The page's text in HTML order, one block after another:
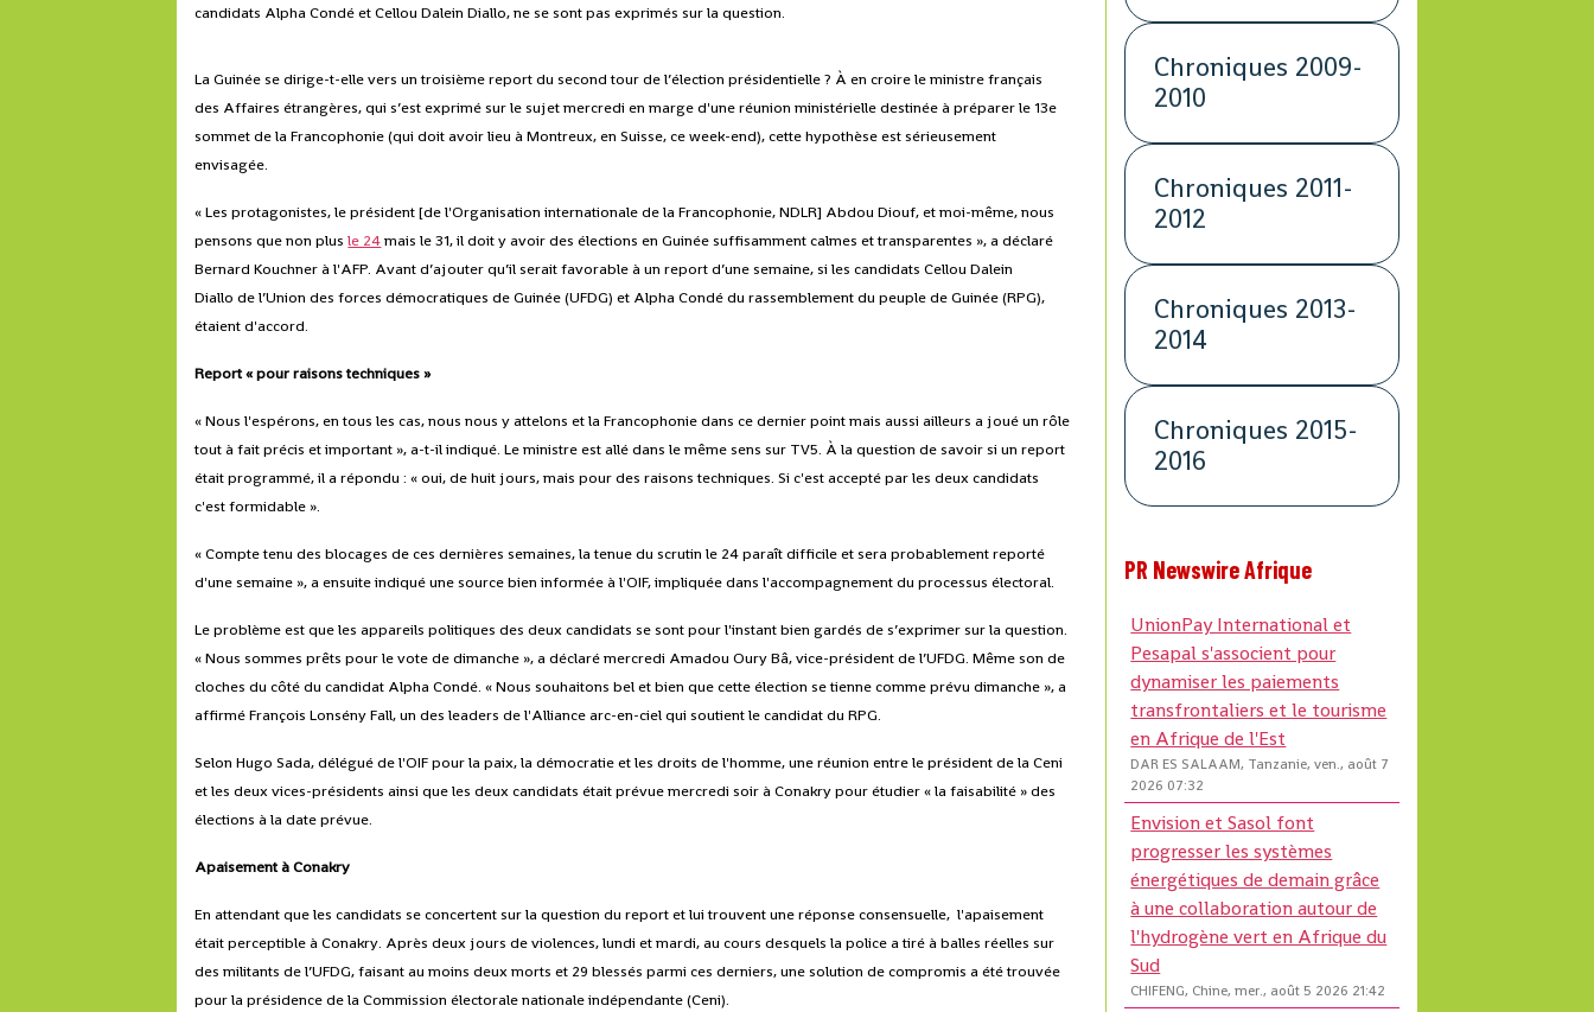
candidats Alpha Condé et Cellou Dalein Diallo, ne se sont pas exprimés sur la question.
La Guinée se dirige-t-elle vers un troisième report du second tour de l’élection présidentielle ? À en croire le ministre français
des Affaires étrangères, qui s’est exprimé sur le sujet mercredi en marge d'une réunion ministérielle destinée à préparer le 13e
sommet de la Francophonie (qui doit avoir lieu à Montreux, en Suisse, ce week-end), cette hypothèse est sérieusement
envisagée.
« Les protagonistes, le président [de l'Organisation internationale de la Francophonie, NDLR] Abdou Diouf, et moi-même, nous
pensons que non plusle 24mais le 31, il doit y avoir des élections en Guinée suffisamment calmes et transparentes », a déclaré
Bernard Kouchner à l'AFP. Avant d’ajouter qu’il serait favorable à un report d’une semaine, si les candidats Cellou Dalein
Diallo de l’Union des forces démocratiques de Guinée (UFDG) et Alpha Condé du rassemblement du peuple de Guinée (RPG),
étaient d'accord.
Report « pour raisons techniques »
« Nous l'espérons, en tous les cas, nous nous y attelons et la Francophonie dans ce dernier point mais aussi ailleurs a joué un rôle
tout à fait précis et important », a-t-il indiqué. Le ministre est allé dans le même sens sur TV5. À la question de savoir si un report
était programmé, il a répondu : « oui, de huit jours, mais pour des raisons techniques. Si c'est accepté par les deux candidats
c'est formidable ».
« Compte tenu des blocages de ces dernières semaines, la tenue du scrutin le 24 paraît difficile et sera probablement reporté
d'une semaine », a ensuite indiqué une source bien informée à l'OIF, impliquée dans l'accompagnement du processus électoral.
Le problème est que les appareils politiques des deux candidats se sont pour l'instant bien gardés de s’exprimer sur la question.
« Nous sommes prêts pour le vote de dimanche », a déclaré mercredi Amadou Oury Bâ, vice-président de l’UFDG. Même son de
cloches du côté du candidat Alpha Condé. « Nous souhaitons bel et bien que cette élection se tienne comme prévu dimanche », a
affirmé François Lonsény Fall, un des leaders de l'Alliance arc-en-ciel qui soutient le candidat du RPG.
Selon Hugo Sada, délégué de l'OIF pour la paix, la démocratie et les droits de l'homme, une réunion entre le président de la Ceni
et les deux vices-présidents ainsi que les deux candidats était prévue mercredi soir à Conakry pour étudier « la faisabilité » des
élections à la date prévue.
Apaisement à Conakry
En attendant que les candidats se concertent sur la question du report et lui trouvent une réponse consensuelle, l'apaisement
était perceptible à Conakry. Après deux jours de violences, lundi et mardi, au cours desquels la police a tiré à balles réelles sur
des militants de l’UFDG, faisant au moins deux morts et 29 blessés parmi ces derniers, une solution de compromis a été trouvée
pour la présidence de la Commission électorale nationale indépendante (Ceni).
Chroniques 2009-
2010
Chroniques 2011-
2012
Chroniques 2013-
2014
Chroniques 2015-
2016
PR Newswire Afrique
UnionPay International et
Pesapal s'associent pour
dynamiser les paiements
transfrontaliers et le tourisme
en Afrique de l'Est
DAR ES SALAAM, Tanzanie, ven., août 7
2026 07:32
Envision et Sasol font
progresser les systèmes
énergétiques de demain grâce
à une collaboration autour de
l'hydrogène vert en Afrique du
Sud
CHIFENG, Chine, mer., août 5 2026 21:42